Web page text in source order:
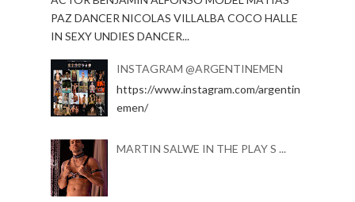
PAZ DANCER NICOLAS VILLALBA COCO HALLE
IN SEXY UNDIES DANCER...
INSTAGRAM @ARGENTINEMEN
https://www.instagram.com/argentin
emen/
MARTIN SALWE IN THE PLAY S ...